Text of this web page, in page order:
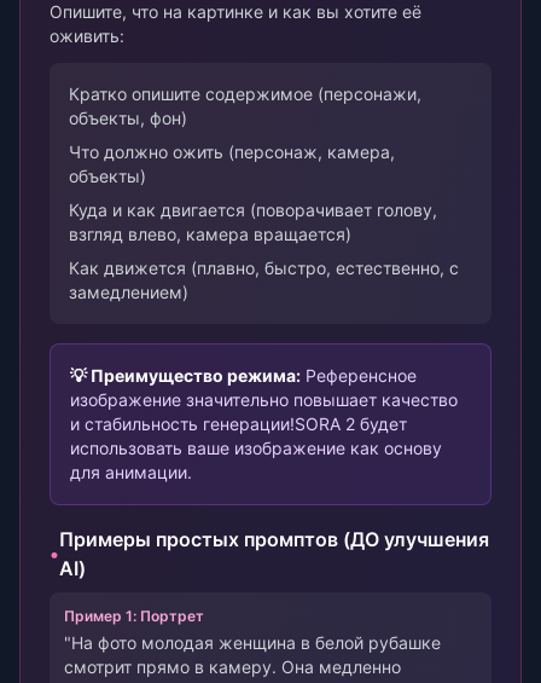
Опишите, что на картинке и как вы хотите её
оживить:
Кратко опишите содержимое (персонажи,
объекты, фон)
Что должно ожить (персонаж, камера,
объекты)
Куда и как двигается (поворачивает голову,
взгляд влево, камера вращается)
Как движется (плавно, быстро, естественно, с
замедлением)
💡 Преимущество режима: Референсное
изображение значительно повышает качество
и стабильность генерации!SORA 2 будет
использовать ваше изображение как основу
для анимации.
•
Примеры простых промптов (ДО улучшения
AI)
Пример 1: Портрет
"На фото молодая женщина в белой рубашке
смотрит прямо в камеру. Она медленно